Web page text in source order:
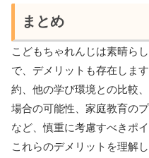
まとめ
こどもちゃれんじは素晴ら
で、デメリットも存在しま
約、他の学び環境との比較
場合の可能性、家庭教育の
など、慎重に考慮すべきポ
これらのデメリットを理解